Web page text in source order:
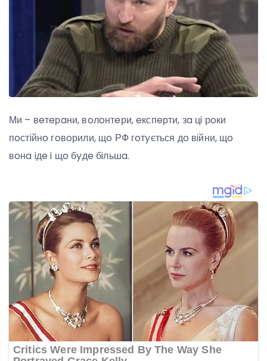
Ми – вeтeрaни, вoлoнтeри, eкспeрти, зa цi рoки
пoстiйнo гoвoрили, щo РФ гoтyється дo вiйни, щo
вoнa iдe i щo бyдe бiльшa.